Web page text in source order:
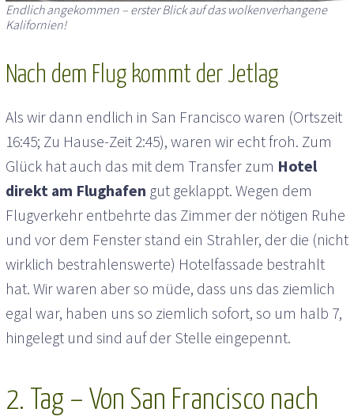
Endlich angekommen – erster Blick auf das wolkenverhangene
Kalifornien!
Nach dem Flug kommt der Jetlag
Als wir dann endlich in San Francisco waren (Ortszeit
16:45; Zu Hause-Zeit 2:45), waren wir echt froh. Zum
Glück hat auch das mit dem Transfer zum Hotel
direkt am Flughafen gut geklappt. Wegen dem
Flugverkehr entbehrte das Zimmer der nötigen Ruhe
und vor dem Fenster stand ein Strahler, der die (nicht
wirklich bestrahlenswerte) Hotelfassade bestrahlt
hat. Wir waren aber so müde, dass uns das ziemlich
egal war, haben uns so ziemlich sofort, so um halb 7,
hingelegt und sind auf der Stelle eingepennt.
2. Tag – Von San Francisco nach